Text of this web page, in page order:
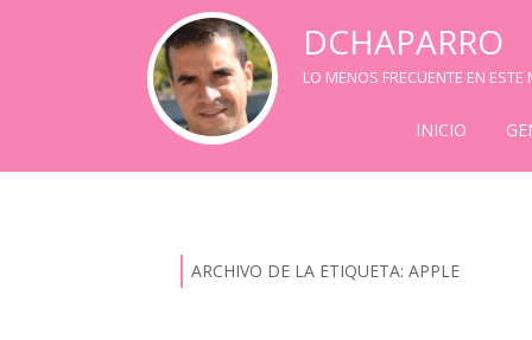
DCHAPARRO
LO MENOS FRECUENTE EN
INICIO
ARCHIVO DE LA ETIQUETA: APPLE